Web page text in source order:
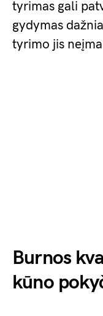
tyrimas gali
gydymas
tyrimo jis
Burnos
kūno